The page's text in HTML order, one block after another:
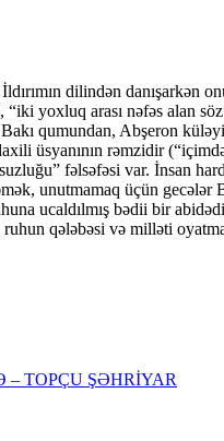
dilindən danışarkən
“iki yoxluq arası nəfəs
qumundan, Abşeron
üsyanının rəmzidir
fəlsəfəsi var. İnsan
unutmamaq üçün gecələr
ucaldılmış bədii bir
qələbəsi və milləti
– TOPÇU ŞƏHRİYAR